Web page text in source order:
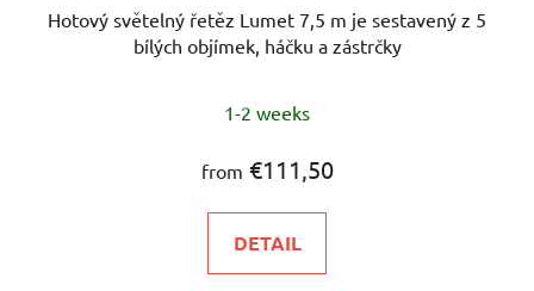
Hotový světelný řetěz Lumet 7,5 m je sestavený z 5
bílých objímek, háčku a zástrčky
1-2 weeks
from €111,50
DETAIL